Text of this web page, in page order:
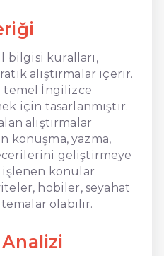
bilgisi kuralları,
alıştırmalar içerir.
temel İngilizce
için tasarlanmıştır.
alıştırmalar
konuşma, yazma,
geliştirmeye
işlenen konular
hobiler, seyahat
olabilir.
Analizi